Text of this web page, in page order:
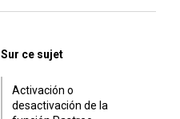
Sur ce sujet
Activación o
desactivación de la